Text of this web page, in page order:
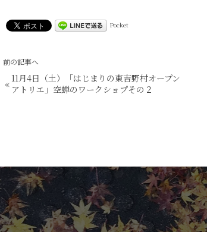
Pocket
前の記事へ
« 11月4日（土）「はじまりの東吉野村オープン
アトリエ」空蝉のワークショプその２